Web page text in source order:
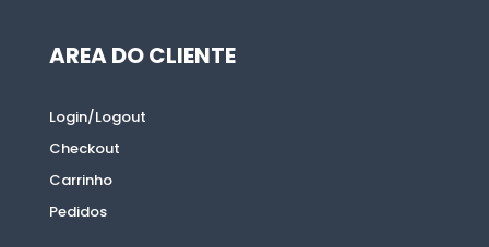
AREA DO CLIENTE
Login/Logout
Checkout
Carrinho
Pedidos
AREA DO CLIENTE
Login/Logout
Checkout
Carrinho
Pedidos